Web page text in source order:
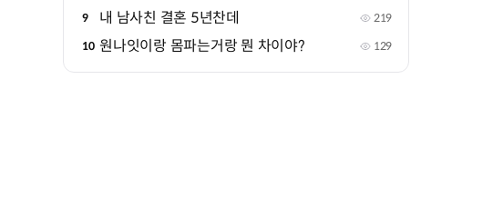
9 내 남사친 결혼 5년찬데 219
10 원나잇이랑 몸파는거랑 뭔 차이야? 129